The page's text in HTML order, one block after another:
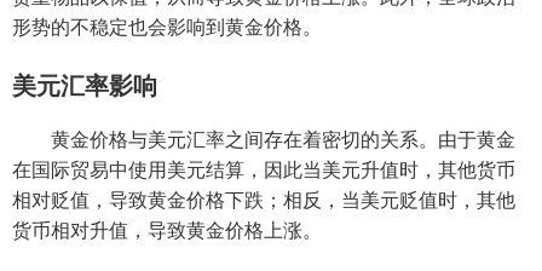
形势的不稳定也会影响到黄金价格。
美元汇率影响
黄金价格与美元汇率之间存在着密切的关系。由于黄金
在国际贸易中使用美元结算，因此当美元升值时，其他货币
相对贬值，导致黄金价格下跌；相反，当美元贬值时，其他
货币相对升值，导致黄金价格上涨。